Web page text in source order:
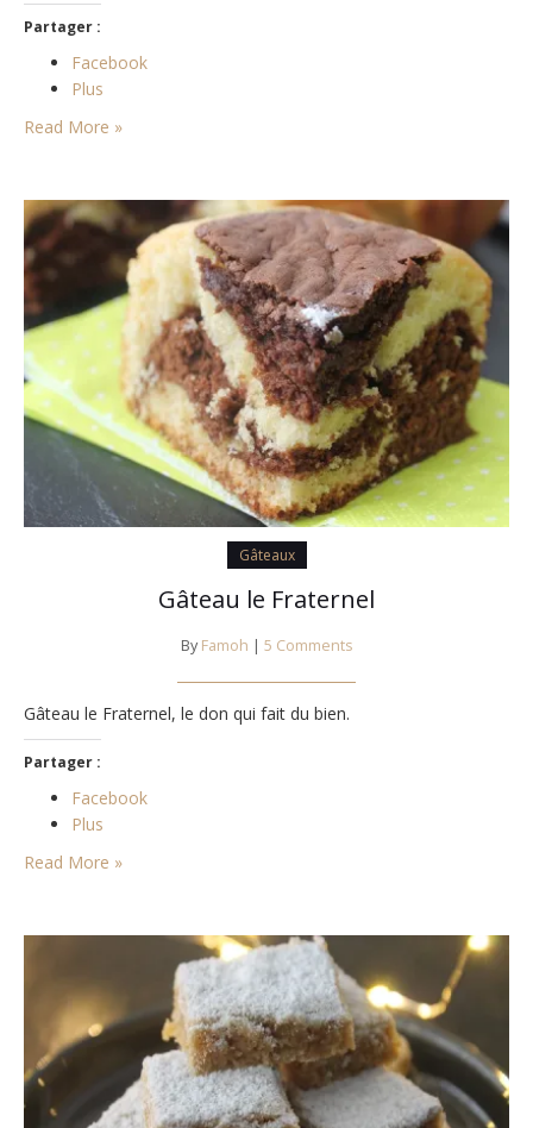
Partager :
Facebook
Plus
Read More »
Gâteaux
Gâteau le Fraternel
By Famoh | 5 Comments
Gâteau le Fraternel, le don qui fait du bien.
Partager :
Facebook
Plus
Read More »